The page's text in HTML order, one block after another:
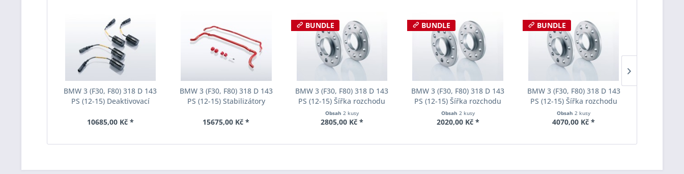
BMW 3 (F30, F80) 318 D 143
PS (12-15) Deaktivovací
AM65-20-030-01-22
10685,00 Kč *
BMW 3 (F30, F80) 318 D 143
PS (12-15) Stabilizátory
031-02-11
15675,00 Kč *
BUNDLE
BMW 3 (F30, F80) 318 D 143
PS (12-15) Šířka rozchodu
Eibach Pro-Spacer S90-2-12-
002 System2 Tloušťka 12mm
Obsah 2 kusy
2805,00 Kč *
BUNDLE
BMW 3 (F30, F80) 318 D 143
PS (12-15) Šířka rozchodu
Eibach Pro-Spacer S90-2-15-
001 System2 Tloušťka 15mm
Obsah 2 kusy
2020,00 Kč *
BUNDLE
BMW 3 (F30, F80) 318 D 143
PS (12-15) Šířka rozchodu
Eibach Pro-Spacer S90-2-20-
020 System2 Tloušťka 20mm
Obsah2 kusy
4070,00 Kč *